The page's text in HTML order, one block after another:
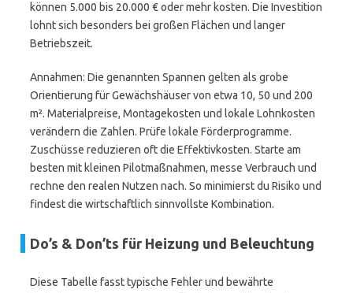
können 5.000 bis 20.000 € oder mehr kosten. Die Investition
lohnt sich besonders bei großen Flächen und langer
Betriebszeit.
Annahmen: Die genannten Spannen gelten als grobe
Orientierung für Gewächshäuser von etwa 10, 50 und 200
m². Materialpreise, Montagekosten und lokale Lohnkosten
verändern die Zahlen. Prüfe lokale Förderprogramme.
Zuschüsse reduzieren oft die Effektivkosten. Starte am
besten mit kleinen Pilotmaßnahmen, messe Verbrauch und
rechne den realen Nutzen nach. So minimierst du Risiko und
findest die wirtschaftlich sinnvollste Kombination.
Do’s & Don’ts für Heizung und Beleuchtung
Diese Tabelle fasst typische Fehler und bewährte